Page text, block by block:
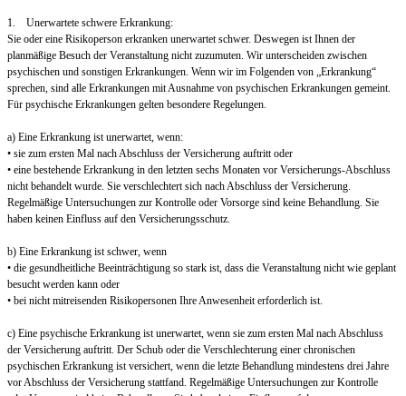
1. Unerwartete schwere Erkrankung:
Sie oder eine Risikoperson erkranken unerwartet schwer. Deswegen ist Ihnen der
planmäßige Besuch der Veranstaltung nicht zuzumuten. Wir unterscheiden zwischen
psychischen und sonstigen Erkrankungen. Wenn wir im Folgenden von „Erkrankung“
sprechen, sind alle Erkrankungen mit Ausnahme von psychischen Erkrankungen gemeint.
Für psychische Erkrankungen gelten besondere Regelungen.
a) Eine Erkrankung ist unerwartet, wenn:
• sie zum ersten Mal nach Abschluss der Versicherung auftritt oder
• eine bestehende Erkrankung in den letzten sechs Monaten vor Versicherungs-Abschluss
nicht behandelt wurde. Sie verschlechtert sich nach Abschluss der Versicherung.
Regelmäßige Untersuchungen zur Kontrolle oder Vorsorge sind keine Behandlung. Sie
haben keinen Einfluss auf den Versicherungsschutz.
b) Eine Erkrankung ist schwer, wenn
• die gesundheitliche Beeinträchtigung so stark ist, dass die Veranstaltung nicht wie geplant
besucht werden kann oder
• bei nicht mitreisenden Risikopersonen Ihre Anwesenheit erforderlich ist.
c) Eine psychische Erkrankung ist unerwartet, wenn sie zum ersten Mal nach Abschluss
der Versicherung auftritt. Der Schub oder die Verschlechterung einer chronischen
psychischen Erkrankung ist versichert, wenn die letzte Behandlung mindestens drei Jahre
vor Abschluss der Versicherung stattfand. Regelmäßige Untersuchungen zur Kontrolle